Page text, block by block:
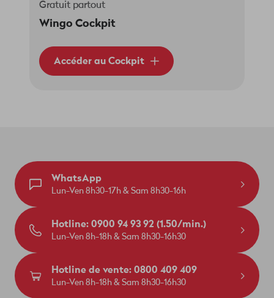
Gratuit partout
Wingo Cockpit
Accéder au Cockpit
WhatsApp
Lun-Ven 8h30-17h & Sam 8h30-16h
Hotline: 0900 94 93 92 (1.50/min.)
Lun-Ven 8h-18h & Sam 8h30-16h30
Hotline de vente: 0800 409 409
Lun-Ven 8h-18h & Sam 8h30-16h30